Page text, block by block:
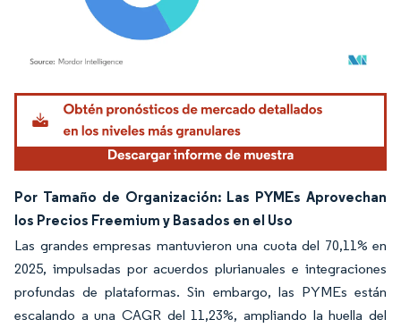
Imagen © Mordor Intelligence. El uso requiere atribución según CC BY 4.0.
Por Tamaño de Organización: Las PYMEs Aprovechan
los Precios Freemium y Basados en el Uso
Las grandes empresas mantuvieron una cuota del 70,11% en
2025, impulsadas por acuerdos plurianuales e integraciones
profundas de plataformas. Sin embargo, las PYMEs están
escalando a una CAGR del 11,23%, ampliando la huella del